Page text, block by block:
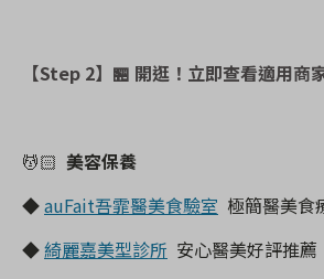
【Step 2】 🏪 開逛！立即查看適用商
💆🏻 美容保養
◆auFait吾霏醫美食驗室 極簡醫美食
◆綺麗嘉美型診所 安心醫美好評推薦